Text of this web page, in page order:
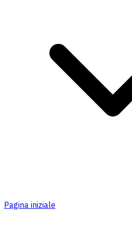
Pagina iniziale